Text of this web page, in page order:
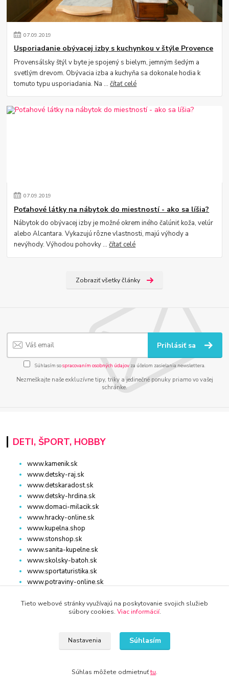
07.09.2019
Usporiadanie obývacej izby s kuchynkou v štýle Provence
Provensálsky štýl v byte je spojený s bielym, jemným šedým a
svetlým drevom. Obývacia izba a kuchyňa sa dokonale hodia k
tomuto typu usporiadania. Na ...čítať celé
07.09.2019
Poťahové látky na nábytok do miestností - ako sa líšia?
Nábytok do obývacej izby je možné okrem iného čalúniť koža, velúr
alebo Alcantara. Vykazujú rôzne vlastnosti, majú výhody a
nevýhody. Výhodou pohovky ...čítať celé
Zobraziť všetky články
Prihlásiť sa
Súhlasím sospracovaním osobných údajov za účelom zasielania newslettera.
Nezmeškajte naše exkluzívne tipy, triky a jedinečné ponuky priamo vo vašej
schránke.
DETI, ŠPORT, HOBBY
www.kamenik.sk
www.detsky-raj.sk
www.detskaradost.sk
www.detsky-hrdina.sk
www.domaci-milacik.sk
www.hracky-online.sk
www.kupelna.shop
www.stonshop.sk
www.sanita-kupelne.sk
www.skolsky-batoh.sk
www.sportaturistika.sk
www.potraviny-online.sk
www.rybarstvo-kamenik.sk
DOM, ZÁHRADA
www.kvalitnytovar.sk
Tieto webové stránky využívajú na poskytovanie svojich služieb
súbory cookies. Viac informácií.
Nastavenia Súhlasím
Súhlas môžete odmietnuťtu.